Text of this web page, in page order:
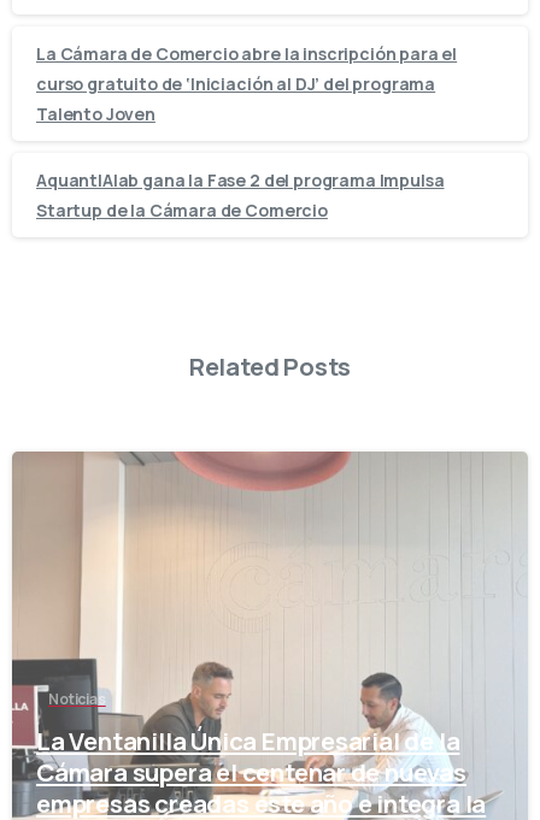
La Cámara de Comercio abre la inscripción para el
curso gratuito de ‘Iniciación al DJ’ del programa
Talento Joven
AquantIAlab gana la Fase 2 del programa Impulsa
Startup de la Cámara de Comercio
Related Posts
Noticias
La Ventanilla Única Empresarial de la
Cámara supera el centenar de nuevas
empresas creadas este año e integra la